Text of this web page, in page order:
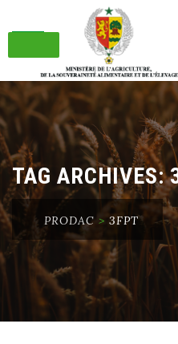
Skip
content
TAG ARCHIVES:
PRODAC>3FPT